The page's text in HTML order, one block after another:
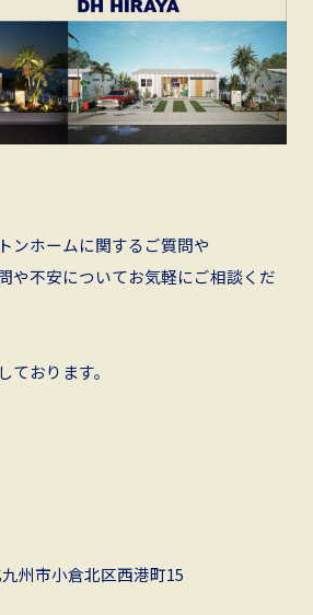
ンホームに関するご質問や
や不安についてお気軽にご相談くだ
ております。
州市小倉北区西港町15